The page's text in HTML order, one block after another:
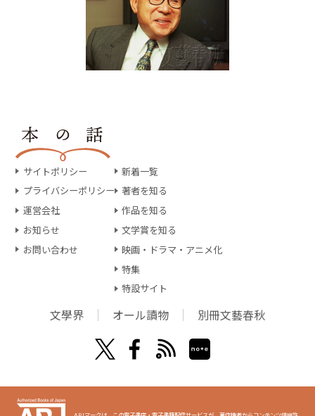
サイトポリシー
プライバシーポリシー
運営会社
お知らせ
お問い合わせ
新着一覧
著者を知る
作品を知る
文学賞を知る
映画・ドラマ・アニメ化
特集
特設サイト
文學界 オール讀物 別冊文藝春秋